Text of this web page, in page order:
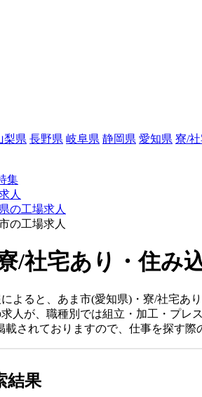
梨県 長野県 岐阜県 静岡県 愛知県 寮/社
集
人
の工場求人
の工場求人
/社宅あり・住み
よると、あま市(愛知県)・寮/社宅あ
人が、職種別では組立・加工・プレ
されておりますので、仕事を探す際
結果